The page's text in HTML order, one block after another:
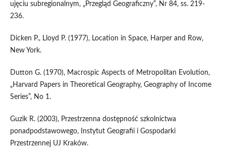
ujęciu subregionalnym, „Przegląd Geograficzny”, Nr 84, ss. 219-
236.
Dicken P., Lloyd P. (1977), Location in Space, Harper and Row,
New York.
Dutton G. (1970), Macrospic Aspects of Metropolitan Evolution,
„Harvard Papers in Theoretical Geography, Geography of Income
Series”, No 1.
Guzik R. (2003), Przestrzenna dostępność szkolnictwa
ponadpodstawowego, Instytut Geografii i Gospodarki
Przestrzennej UJ Kraków.